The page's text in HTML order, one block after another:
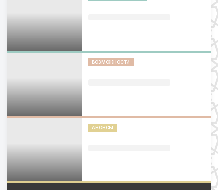
ВОЗМОЖНОСТИ
АНОНСЫ